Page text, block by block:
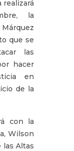
realizará
la
que se
las
hacer
en
de la
con la
Wilson
las Altas